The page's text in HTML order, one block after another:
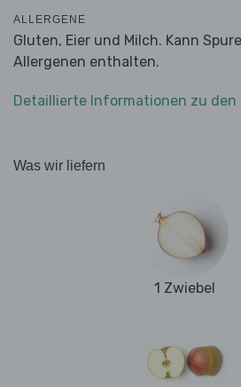
ALLERGENE
Gluten, Eier und Milch. Kann
Allergenen enthalten.
Detaillierte Informationen zu
Was wir liefern
1 Zwiebel